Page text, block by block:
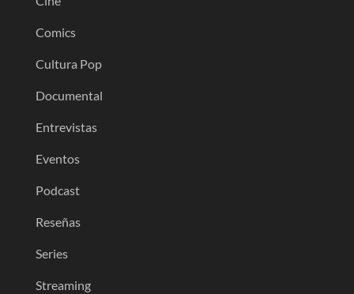
Comics
Cultura Pop
Documental
Entrevistas
Eventos
Podcast
Reseñas
Series
Streaming